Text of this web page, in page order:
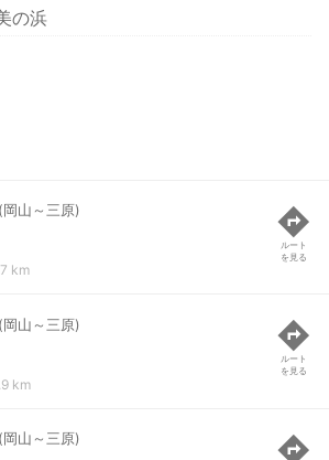
の浜
山～三原)
km
ルート
を見る
山～三原)
km
ルート
を見る
山～三原)